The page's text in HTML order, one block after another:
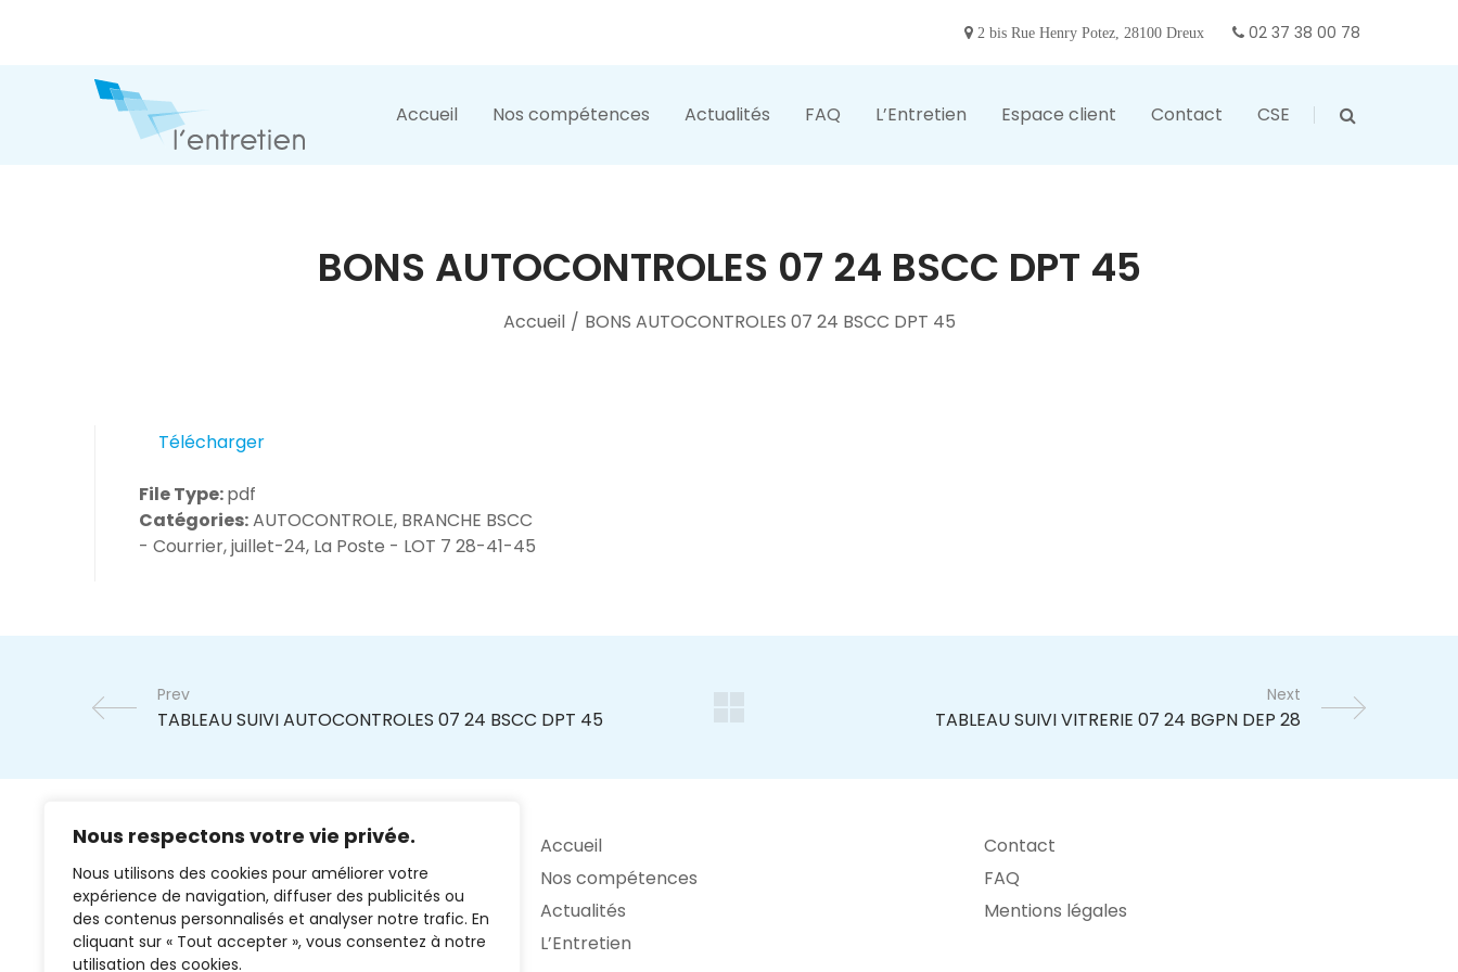
Nous respectons votre vie privée.
Nous utilisons des cookies pour améliorer votre
expérience de navigation, diffuser des publicités ou
des contenus personnalisés et analyser notre trafic. En
cliquant sur « Tout accepter », vous consentez à notre
utilisation des cookies.
2 bis Rue Henry Potez, 28100 Dreux 02 37 38 00 78
Accueil Nos compétences Actualités FAQ L’Entretien Espace client Contact CSE
BONS AUTOCONTROLES 07 24 BSCC DPT 45
Accueil / BONS AUTOCONTROLES 07 24 BSCC DPT 45
Télécharger
File Type:pdf
Catégories:AUTOCONTROLE, BRANCHE BSCC
- Courrier, juillet-24, La Poste - LOT 7 28-41-45
Prev Next
02 37 38 00 78
Accueil
Nos compétences
Actualités
L’Entretien
Contact
FAQ
Mentions légales